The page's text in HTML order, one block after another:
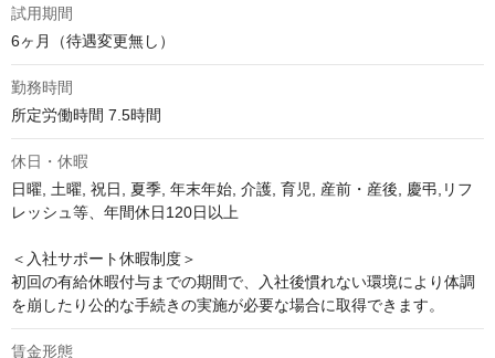
試用期間
6ヶ月（待遇変更無し）
勤務時間
所定労働時間 7.5時間
休日・休暇
日曜, 土曜, 祝日, 夏季, 年末年始, 介護, 育児, 産前・産後, 慶弔,リフ
レッシュ等、年間休日120日以上
＜入社サポート休暇制度＞
初回の有給休暇付与までの期間で、入社後慣れない環境により体調
を崩したり公的な手続きの実施が必要な場合に取得できます。
賃金形態